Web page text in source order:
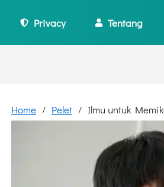
Privacy Tentang
Home Pelet Ilmu untuk